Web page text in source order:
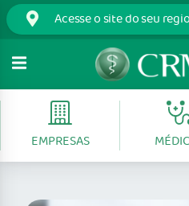
EMPRESAS